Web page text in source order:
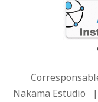
Nakama Estudio |